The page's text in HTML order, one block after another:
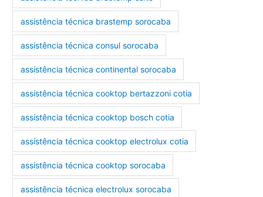
assistência técnica brastemp sorocaba
assistência técnica consul sorocaba
assistência técnica continental sorocaba
assistência técnica cooktop bertazzoni cotia
assistência técnica cooktop bosch cotia
assistência técnica cooktop electrolux cotia
assistência técnica cooktop sorocaba
assistência técnica electrolux sorocaba